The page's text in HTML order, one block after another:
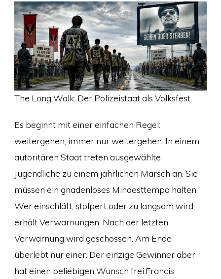
The Long Walk: Der Polizeistaat als Volksfest
Es beginnt mit einer einfachen Regel:
weitergehen, immer nur weitergehen. In einem
autoritären Staat treten ausgewählte
Jugendliche zu einem jährlichen Marsch an. Sie
müssen ein gnadenloses Mindesttempo halten.
Wer einschläft, stolpert oder zu langsam wird,
erhält Verwarnungen. Nach der letzten
Verwarnung wird geschossen. Am Ende
überlebt nur einer. Der einzige Gewinner aber
hat einen beliebigen Wunsch frei.Francis